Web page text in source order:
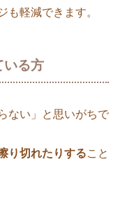
も軽減できます。
いる方
ない」と思いがちで
り切れたりすること